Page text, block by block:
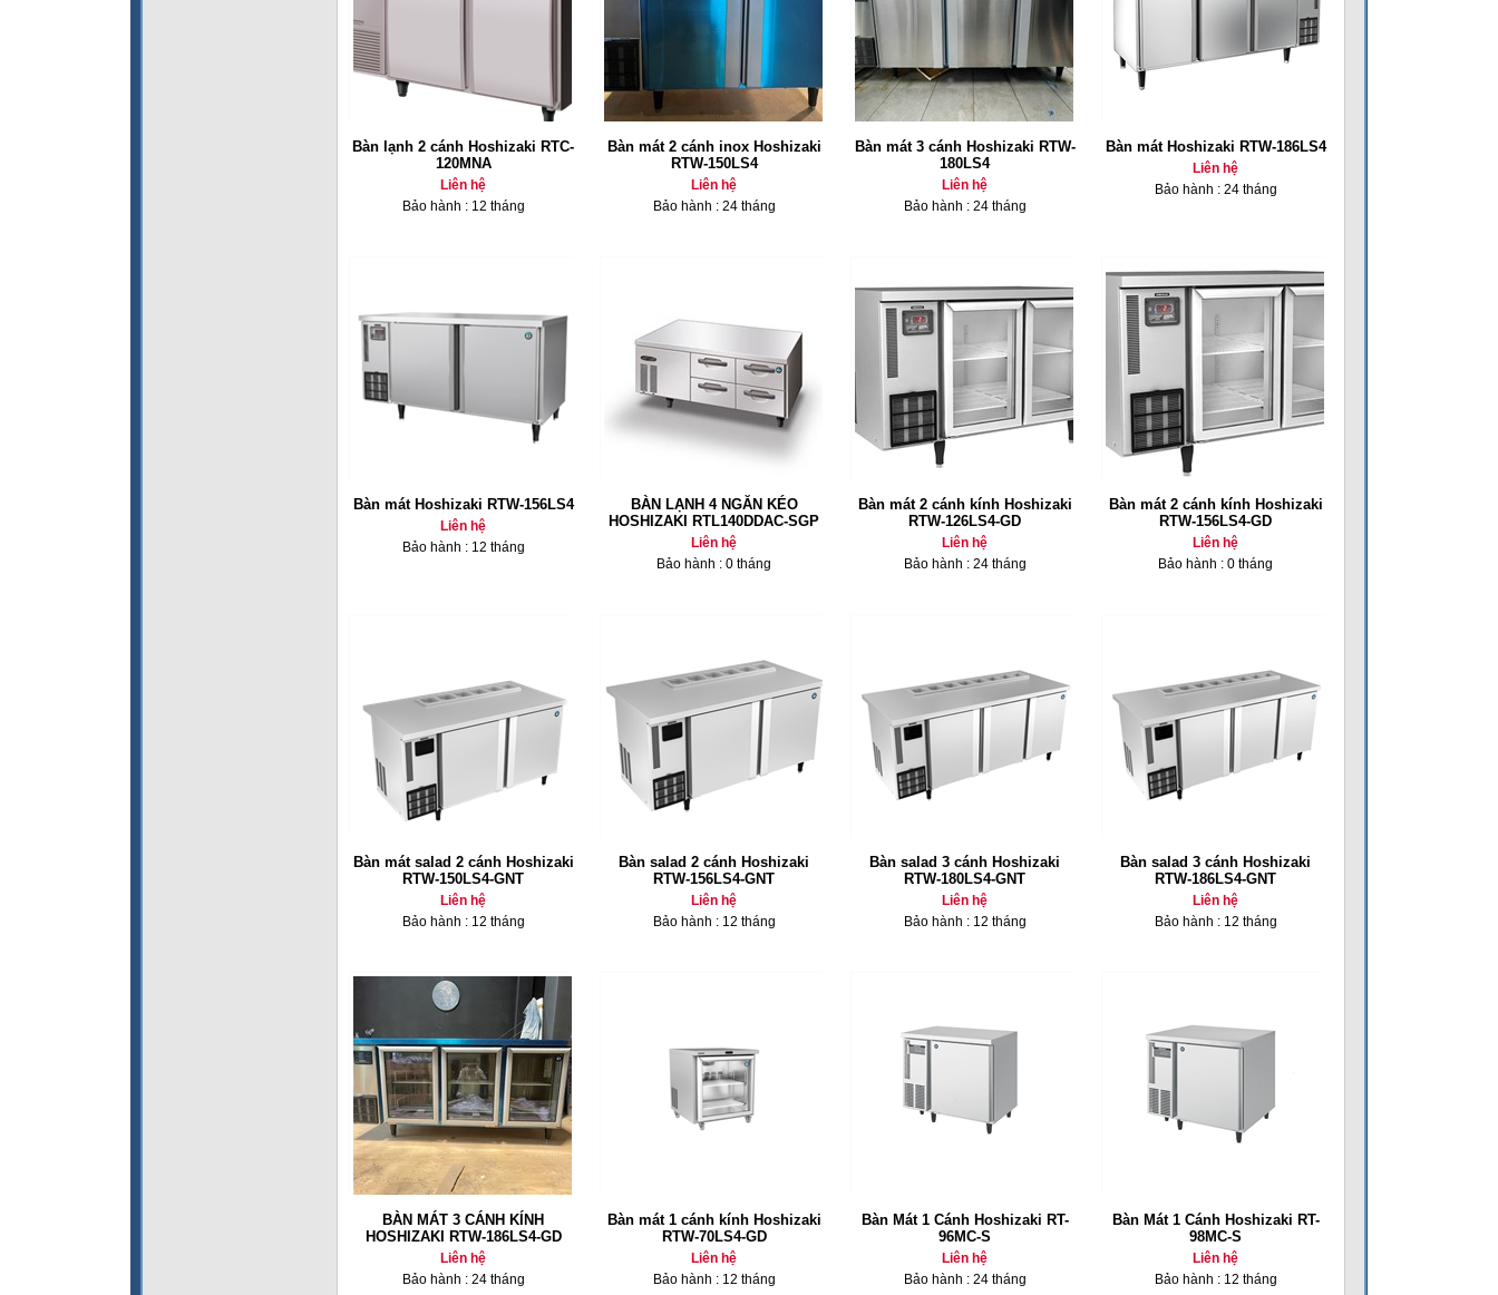
Bàn lạnh 2 cánh Hoshizaki RTC-
120MNA
Liên hệ
Bảo hành : 12 tháng
Bàn mát 2 cánh inox Hoshizaki
RTW-150LS4
Liên hệ
Bảo hành : 24 tháng
Bàn mát 3 cánh Hoshizaki RTW-
180LS4
Liên hệ
Bảo hành : 24 tháng
Bàn mát Hoshizaki RTW-186LS4
Liên hệ
Bảo hành : 24 tháng
Bàn mát Hoshizaki RTW-156LS4
Liên hệ
Bảo hành : 12 tháng
BÀN LẠNH 4 NGĂN KÉO
HOSHIZAKI RTL140DDAC-SGP
Liên hệ
Bảo hành : 0 tháng
Bàn mát 2 cánh kính Hoshizaki
RTW-126LS4-GD
Liên hệ
Bảo hành : 24 tháng
Bàn mát 2 cánh kính Hoshizaki
RTW-156LS4-GD
Liên hệ
Bảo hành : 0 tháng
Bàn mát salad 2 cánh Hoshizaki
RTW-150LS4-GNT
Liên hệ
Bảo hành : 12 tháng
Bàn salad 2 cánh Hoshizaki
RTW-156LS4-GNT
Liên hệ
Bảo hành : 12 tháng
Bàn salad 3 cánh Hoshizaki
RTW-180LS4-GNT
Liên hệ
Bảo hành : 12 tháng
Bàn salad 3 cánh Hoshizaki
RTW-186LS4-GNT
Liên hệ
Bảo hành : 12 tháng
BÀN MÁT 3 CÁNH KÍNH
HOSHIZAKI RTW-186LS4-GD
Liên hệ
Bảo hành : 24 tháng
Bàn mát 1 cánh kính Hoshizaki
RTW-70LS4-GD
Liên hệ
Bảo hành : 12 tháng
Bàn Mát 1 Cánh Hoshizaki RT-
96MC-S
Liên hệ
Bảo hành : 24 tháng
Bàn Mát 1 Cánh Hoshizaki RT-
98MC-S
Liên hệ
Bảo hành : 12 tháng